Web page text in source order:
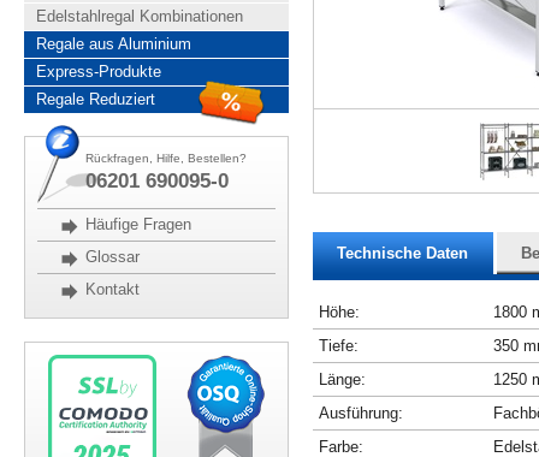
Edelstahlregal Kombinationen
Regale aus Aluminium
Express-Produkte
Regale Reduziert
Rückfragen, Hilfe, Bestellen?
06201 690095-0
Häufige Fragen
Glossar
Kontakt
Technische Daten
Höhe:
1800
Tiefe:
350
Länge:
1250
Ausführung:
Farbe: